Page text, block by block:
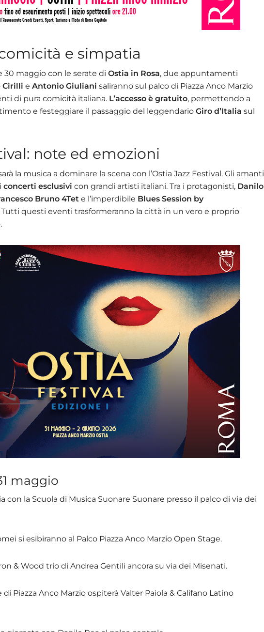
e simpatia
30 maggio con le serate di Ostia in Rosa, due appuntamenti
Cirilli e Antonio Giuliani saliranno sul palco di Piazza Anco Marzio
di pura comicità italiana. L’accesso è gratuito, permettendo a
e festeggiare il passaggio del leggendario Giro d’Italia sul
note ed emozioni
la musica a dominare la scena con l’Ostia Jazz Festival. Gli amanti
concerti esclusivi con grandi artisti italiani. Tra i protagonisti, Danilo
Bruno 4Tet e l’imperdibile Blues Session by
Tutti questi eventi trasformeranno la città in un vero e proprio
maggio
con la Scuola di Musica Suonare Suonare presso il palco di via dei
si esibiranno al Palco Piazza Anco Marzio Open Stage.
& Wood trio di Andrea Gentili ancora su via dei Misenati.
di Piazza Anco Marzio ospiterà Valter Paiola & Califano Latino